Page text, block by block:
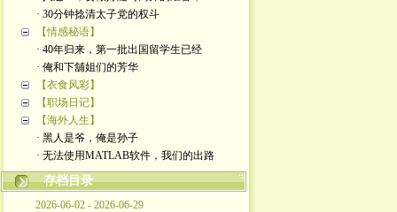
· 30分钟捻清太子党的权斗
【情感秘语】
· 40年归来，第一批出国留学生已经
· 俺和下舖姐们的芳华
【衣食风彩】
【职场日记】
【海外人生】
· 黑人是爷，俺是孙子
· 无法使用MATLAB软件，我们的出路
存档目录
2026-06-02 - 2026-06-29